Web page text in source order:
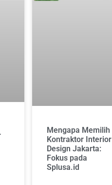
Mengapa Memilih
Kontraktor Interior
Design Jakarta:
Fokus pada
Splusa.id